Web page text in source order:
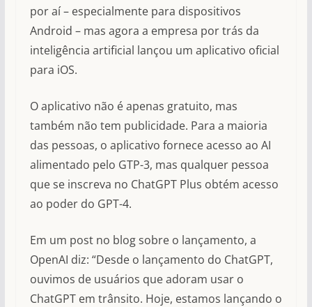
por aí – especialmente para dispositivos
Android – mas agora a empresa por trás da
inteligência artificial lançou um aplicativo oficial
para iOS.
O aplicativo não é apenas gratuito, mas
também não tem publicidade. Para a maioria
das pessoas, o aplicativo fornece acesso ao AI
alimentado pelo GTP-3, mas qualquer pessoa
que se inscreva no ChatGPT Plus obtém acesso
ao poder do GPT-4.
Em um post no blog sobre o lançamento, a
OpenAI diz: “Desde o lançamento do ChatGPT,
ouvimos de usuários que adoram usar o
ChatGPT em trânsito. Hoje, estamos lançando o